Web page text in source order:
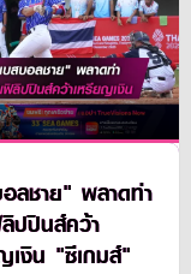
ลชาย" พลาดท่า
ปปินส์คว้า
เงิน "ซีเกมส์"